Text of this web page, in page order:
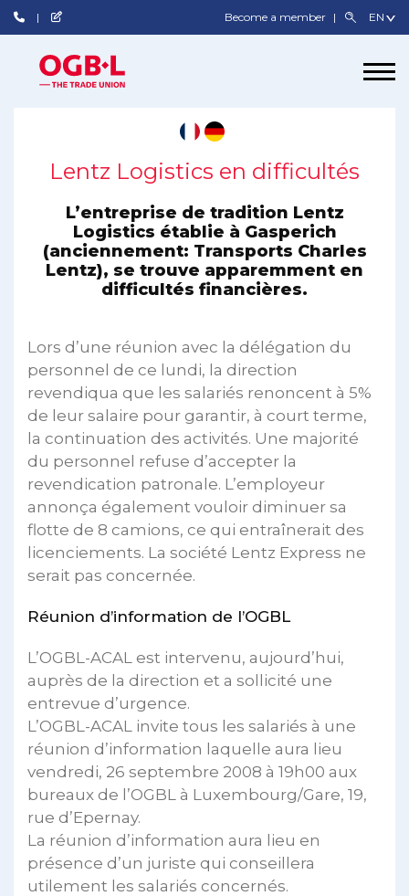
Become a member
Lentz Logistics en difficultés
L’entreprise de tradition Lentz
Logistics établie à Gasperich
(anciennement: Transports Charles
Lentz), se trouve apparemment en
difficultés financières.
Lors d’une réunion avec la délégation du
personnel de ce lundi, la direction
revendiqua que les salariés renoncent à 5%
de leur salaire pour garantir, à court terme,
la continuation des activités. Une majorité
du personnel refuse d’accepter la
revendication patronale. L’employeur
annonça également vouloir diminuer sa
flotte de 8 camions, ce qui entraînerait des
licenciements. La société Lentz Express ne
serait pas concernée.
Réunion d’information de l’OGBL
L’OGBL-ACAL est intervenu, aujourd’hui,
auprès de la direction et a sollicité une
entrevue d’urgence.
L’OGBL-ACAL invite tous les salariés à une
réunion d’information laquelle aura lieu
vendredi, 26 septembre 2008 à 19h00 aux
bureaux de l’OGBL à Luxembourg/Gare, 19,
rue d’Epernay.
La réunion d’information aura lieu en
présence d’un juriste qui conseillera
utilement les salariés concernés.